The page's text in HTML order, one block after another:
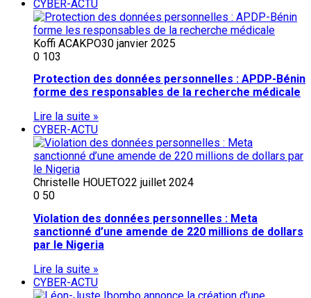
CYBER-ACTU
Koffi ACAKPO30 janvier 2025
0 103
Protection des données personnelles : APDP-Bénin
forme des responsables de la recherche médicale
Lire la suite »
CYBER-ACTU
Christelle HOUETO22 juillet 2024
0 50
Violation des données personnelles : Meta
sanctionné d’une amende de 220 millions de dollars
par le Nigeria
Lire la suite »
CYBER-ACTU